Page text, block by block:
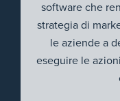
software che
strategia di
le aziende a
eseguire le